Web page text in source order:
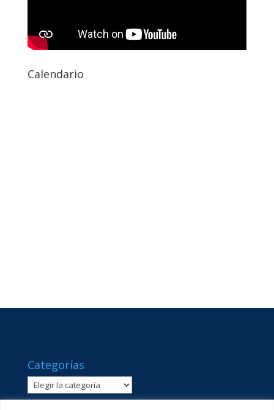
Calendario
Categorías
Categorías